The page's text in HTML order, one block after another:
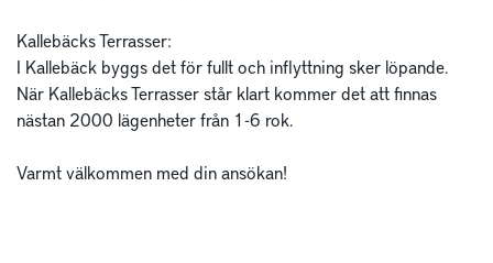
Kallebäcks Terrasser:
I Kallebäck byggs det för fullt och inflyttning sker löpande.
När Kallebäcks Terrasser står klart kommer det att finnas
nästan 2000 lägenheter från 1-6 rok.
Varmt välkommen med din ansökan!